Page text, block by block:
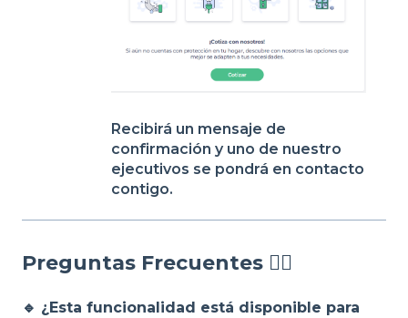
Recibirá un mensaje de
confirmación y uno de nuestro
ejecutivos se pondrá en contacto
contigo.
Preguntas Frecuentes 🙋‍♂️
🔹 ¿Esta funcionalidad está disponible para